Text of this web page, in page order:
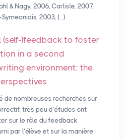
& Nagy, 2006, Carlisle, 2007,
2003, (…)
(self-)feedback to foster
in a second
environment: the
de nombreuses recherches sur
très peu d’études ont
sur le rôle du feedback
par l’élève et sur la manière